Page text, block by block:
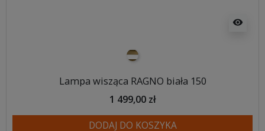
visibility
biało złoty
Lampa wisząca RAGNO biała 150
1 499,00 zł
DODAJ DO KOSZYKA